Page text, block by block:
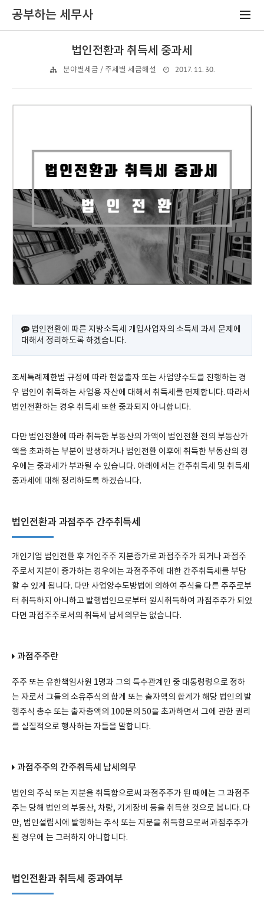
공부하는 세무사
법인전환과 취득세 중과세
분야별세금 / 주제별 세금해설 2017. 11. 30.
법인전환에 따른 지방소득세 개입사업자의 소득세 과세 문제에
대해서 정리하도록 하겠습니다.
조세특례제한법 규정에 따라 현물출자 또는 사업양수도를 진행하는 경
우 법인이 취득하는 사업용 자산에 대해서 취득세를 면제합니다. 따라서
법인전환하는 경우 취득세 또한 중과되지 아니합니다.
다만 법인전환에 따라 취득한 부동산의 가액이 법인전환 전의 부동산가
액을 초과하는 부분이 발생하거나 법인전환 이후에 취득한 부동산의 경
우에는 중과세가 부과될 수 있습니다. 아래에서는 간주취득세 및 취득세
중과세에 대해 정리하도록 하겠습니다.
법인전환과 과점주주 간주취득세
개인기업 법인전환 후 개인주주 지분증가로 과점주주가 되거나 과점주
주로서 지분이 증가하는 경우에는 과점주주에 대한 간주취득세를 부담
할 수 있게 됩니다. 다만 사업양수도방법에 의하여 주식을 다른 주주로부
터 취득하지 아니하고 발행법인으로부터 원시취득하여 과점주주가 되었
다면 과점주주로서의 취득세 납세의무는 없습니다.
과점주주란
주주 또는 유한책임사원 1명과 그의 특수관계인 중 대통령령으로 정하
는 자로서 그들의 소유주식의 합계 또는 출자액의 합계가 해당 법인의 발
행주식 총수 또는 출자총액의 100분의 50을 초과하면서 그에 관한 권리
를 실질적으로 행사하는 자들을 말합니다.
과점주주의 간주취득세 납세의무
법인의 주식 또는 지분을 취득함으로써 과점주주가 된 때에는 그 과점주
주는 당해 법인의 부동산, 차량, 기계장비 등을 취득한 것으로 봅니다. 다
만, 법인설립시에 발행하는 주식 또는 지분을 취득함으로써 과점주주가
된 경우에 는 그러하지 아니합니다.
법인전환과 취득세 중과여부